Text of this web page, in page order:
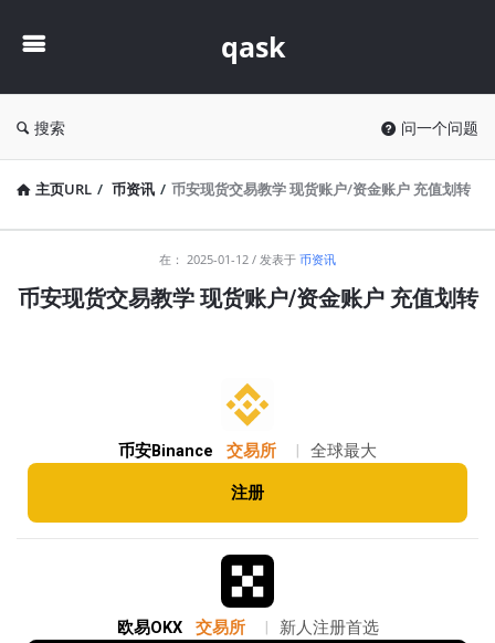
qask
搜索 问一个问题
主页URL / 币资讯 / 币安现货交易教学 现货账户/资金账户 充值划转
最
在： 2025-01-12 发表于 币资讯
币安现货交易教学 现货账户/资金账户 充值划转
币安Binance 交易所 全球最大
注册
欧易OKX 交易所 新人注册首选